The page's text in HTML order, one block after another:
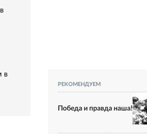
в
РЕКОМЕНДУЕМ
Победа и правда наша!